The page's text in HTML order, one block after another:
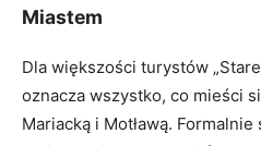
Miastem
Dla większości turystów
oznacza wszystko, co mieści
Mariacką i Motławą.